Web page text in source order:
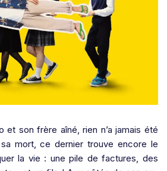
et son frère aîné, rien n’a jamais été
mort, ce dernier trouve encore le
la vie : une pile de factures, des